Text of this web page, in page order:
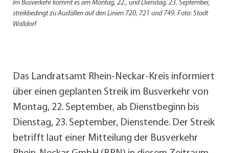
Im Busverkehr kommt es am Montag, 22., und Dienstag, 23. September,
streikbedingt zu Ausfällen auf den Linien 720, 721 und 749. Foto: Stadt
Walldorf
Das Landratsamt Rhein-Neckar-Kreis informiert
über einen geplanten Streik im Busverkehr von
Montag, 22. September, ab Dienstbeginn bis
Dienstag, 23. September, Dienstende. Der Streik
betrifft laut einer Mitteilung der Busverkehr